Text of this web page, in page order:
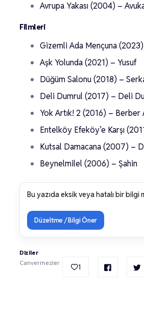
Avrupa Yakası (2004) –
Filmleri
Gizemli Ada Mençuna
Aşk Yolunda (2021) – Yusuf
Düğüm Salonu (2018) –
Deli Dumrul (2017) – Deli
Yok Artık! 2 (2016) – Berber
Entelköy Efeköy’e Karşı
Kutsal Damacana (2007) –
Beynelmilel (2006) – Şahin
Bu yazıda eksik veya hatalı bir bilgi
Düzeltme / Bilgi Öner
Diziler
Canvermezler
1